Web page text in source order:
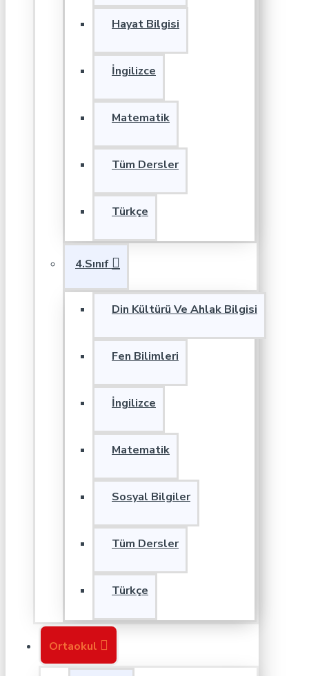
Hayat Bilgisi
İngilizce
Matematik
Tüm Dersler
Türkçe
4.Sınıf
Din Kültürü Ve Ahlak Bilgisi
Fen Bilimleri
İngilizce
Matematik
Sosyal Bilgiler
Tüm Dersler
Türkçe
Ortaokul